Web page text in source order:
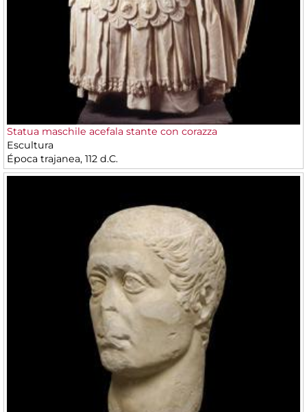
Statua maschile acefala stante con corazza
Escultura
Época trajanea, 112 d.C.